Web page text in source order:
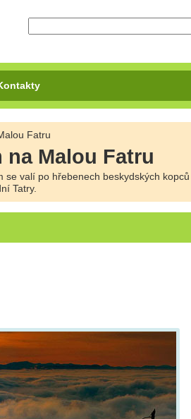
Fatru
na Malou Fatru
valí po hřebenech beskydských
Tatry.